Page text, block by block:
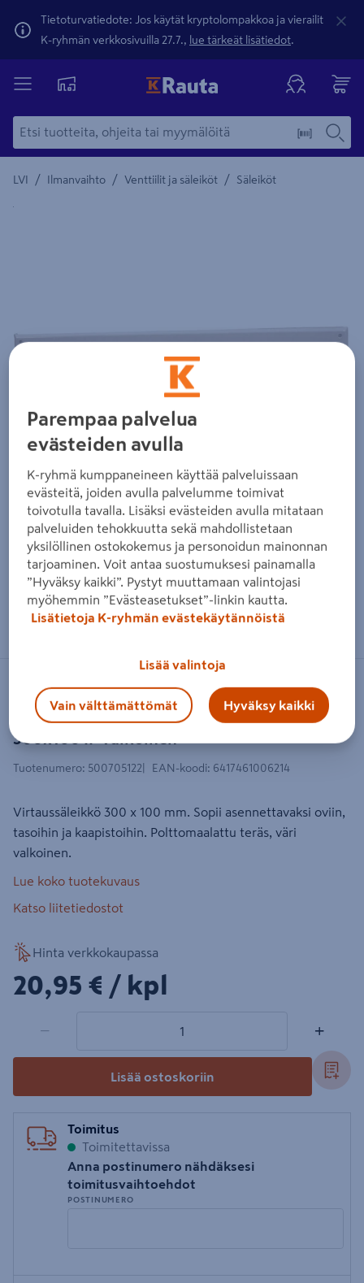
Tietoturvatiedote: Jos käytät kryptolompakkoa ja vierailit
K-ryhmän verkkosivuilla 27.7., lue tärkeät lisätiedot.
LVI / Ilmanvaihto / Venttiilit ja säleiköt / Säleiköt
Yksityiskohtainen kuvaus löytyy Tuotteen kuvaus -
Zoomaa kuvaa sormilla kosketusnäytöllä
Virtaussäleikkö FläktGroup HUS
300x100 IP valkoinen
FLÄKTGROUP
Tuotenumero: 500705122 EAN-koodi: 6417461006214
Virtaussäleikkö 300 x 100 mm. Sopii asennettavaksi oviin,
tasoihin ja kaapistoihin. Polttomaalattu teräs, väri
valkoinen.
Lue koko tuotekuvaus
Katso liitetiedostot
Hinta verkkokaupassa
20,95€/kpl
20,95 € / kpl
− +
Lisää ostoskoriin
Toimitus
Toimitettavissa
Anna postinumero nähdäksesi
toimitusvaihtoehdot
POSTINUMERO
Parempaa palvelua
evästeiden avulla
K-ryhmä kumppaneineen käyttää palveluissaan
evästeitä, joiden avulla palvelumme toimivat
toivotulla tavalla. Lisäksi evästeiden avulla mitataan
palveluiden tehokkuutta sekä mahdollistetaan
yksilöllinen ostokokemus ja personoidun mainonnan
tarjoaminen. Voit antaa suostumuksesi painamalla
”Hyväksy kaikki”. Pystyt muuttamaan valintojasi
myöhemmin ”Evästeasetukset”-linkin kautta.
Lisätietoja K-ryhmän evästekäytännöistä
Lisää valintoja
Vain välttämättömät Hyväksy kaikki